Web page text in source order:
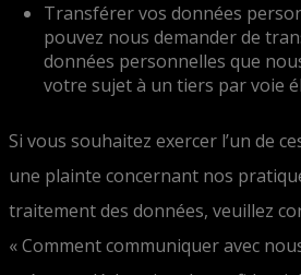
Transférer vos données
pouvez nous demander de
données personnelles que
votre sujet à un tiers par voie
Si vous souhaitez exercer l’un de
une plainte concernant nos
traitement des données, veuillez
« Comment communiquer avec